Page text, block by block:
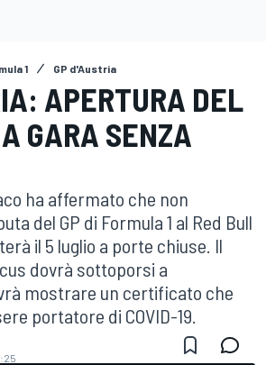
1 GP d'Austria
APERTURA DEL
GARA SENZA
ha affermato che non
del GP di Formula 1 al Red Bull
il 5 luglio a porte chiuse. Il
dovrà sottoporsi a
mostrare un certificato che
portatore di COVID-19.